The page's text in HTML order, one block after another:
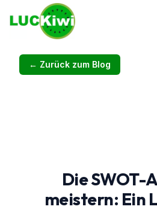
← Zurück zum Blog
Die SWOT-
meistern: Ein